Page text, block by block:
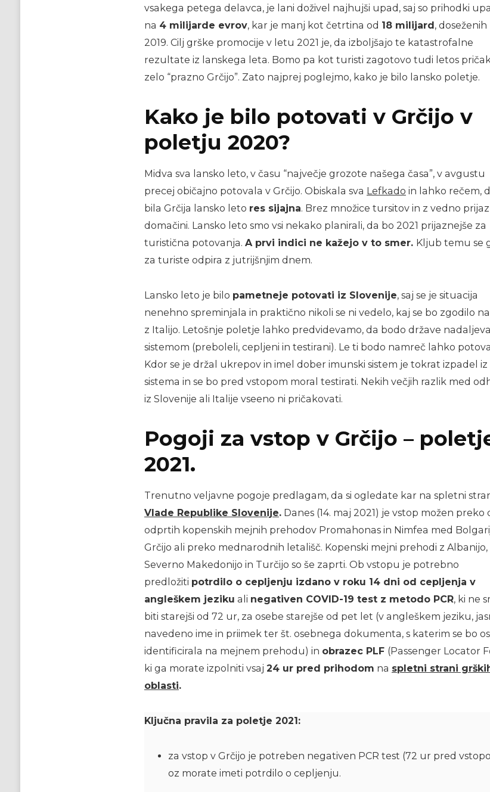
vsakega petega delavca, je lani doživel najhujši upad, saj so prihodki
na 4 milijarde evrov, kar je manj kot četrtina od 18 milijard, doseženih
2019. Cilj grške promocije v letu 2021 je, da izboljšajo te katastrofalne
rezultate iz lanskega leta. Bomo pa kot turisti zagotovo tudi letos
zelo “prazno Grčijo”. Zato najprej poglejmo, kako je bilo lansko poletje.
Kako je bilo potovati v Grčijo v
poletju 2020?
Midva sva lansko leto, v času “največje grozote našega časa”, v avgustu
precej običajno potovala v Grčijo. Obiskala sva Lefkado in lahko rečem,
bila Grčija lansko leto res sijajna. Brez množice tursitov in z vedno
domačini. Lansko leto smo vsi nekako planirali, da bo 2021 prijaznejše za
turistična potovanja. A prvi indici ne kažejo v to smer. Kljub temu se
za turiste odpira z jutrijšnjim dnem.
Lansko leto je bilo pametneje potovati iz Slovenije, saj se je situacija
nenehno spreminjala in praktično nikoli se ni vedelo, kaj se bo zgodilo
z Italijo. Letošnje poletje lahko predvidevamo, da bodo države
sistemom (preboleli, cepljeni in testirani). Le ti bodo namreč lahko
Kdor se je držal ukrepov in imel dober imunski sistem je tokrat izpadel iz
sistema in se bo pred vstopom moral testirati. Nekih večjih razlik med
iz Slovenije ali Italije vseeno ni pričakovati.
Pogoji za vstop v Grčijo –
2021.
Trenutno veljavne pogoje predlagam, da si ogledate kar na spletni
Vlade Republike Slovenije.Danes (14. maj 2021) je vstop možen preko
odprtih kopenskih mejnih prehodov Promahonas in Nimfea med
Grčijo ali preko mednarodnih letališč. Kopenski mejni prehodi z Albanijo,
Severno Makedonijo in Turčijo so še zaprti. Ob vstopu je potrebno
predložiti potrdilo o cepljenju izdano v roku 14 dni od cepljenja v
angleškem jeziku ali negativen COVID-19 test z metodo PCR, ki ne
biti starejši od 72 ur, za osebe starejše od pet let (v angleškem jeziku,
navedeno ime in priimek ter št. osebnega dokumenta, s katerim se bo
identificirala na mejnem prehodu) in obrazec PLF (Passenger Locator
ki ga morate izpolniti vsaj 24 ur pred prihodom na spletni strani
oblasti.
Ključna pravila za poletje 2021:
za vstop v Grčijo je potreben negativen PCR test (72 ur pred
oz morate imeti potrdilo o cepljenju.